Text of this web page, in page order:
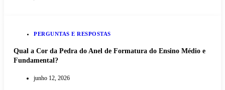
PERGUNTAS E RESPOSTAS
Qual a Cor da Pedra do Anel de Formatura do Ensino Médio e
Fundamental?
junho 12, 2026